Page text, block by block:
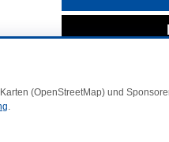
(OpenStreetMap) und
.